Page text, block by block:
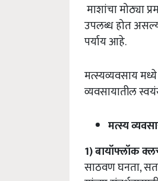
माशांचा मोठ्या
उपलब्ध होत
पर्याय आहे.
मत्स्यव्यवसाय
व्यवसायातील
मत्स्य
1)बायॉफ्लॉक
साठवण घनता,